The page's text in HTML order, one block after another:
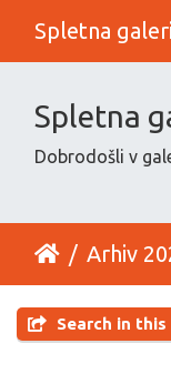
Spletna
Spletna
Dobrodošli v
Arhiv
Search in